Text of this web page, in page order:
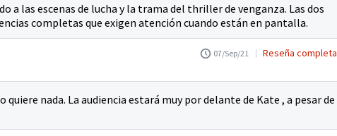
a las escenas de lucha y la trama del thriller de venganza. Las dos
completas que exigen atención cuando están en pantalla.
07/Sep/21 Reseña completa
nada. La audiencia estará muy por delante de Kate , a pesar de